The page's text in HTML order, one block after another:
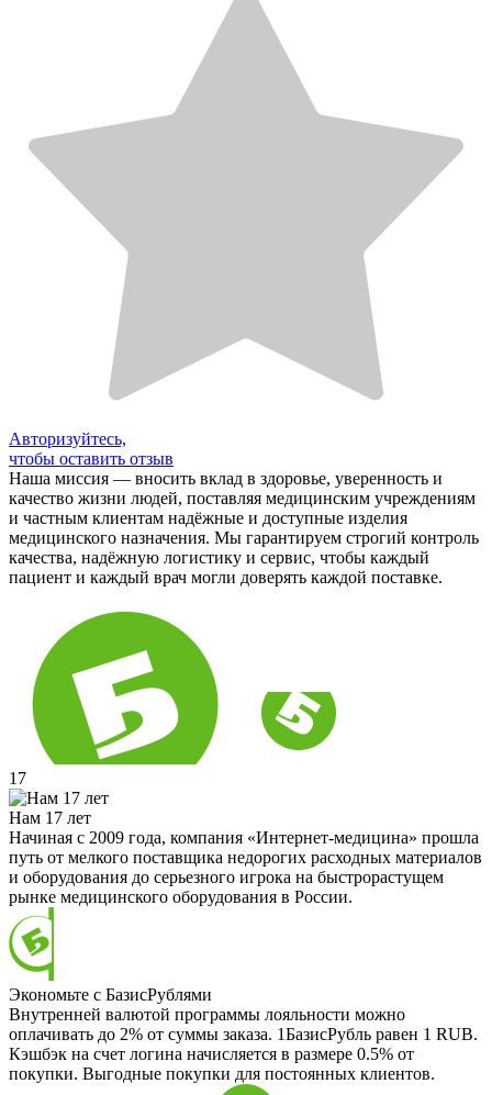
Авторизуйтесь,
чтобы оставить отзыв
Наша миссия — вносить вклад в здоровье, уверенность и
качество жизни людей, поставляя медицинским учреждениям
и частным клиентам надёжные и доступные изделия
медицинского назначения. Мы гарантируем строгий контроль
качества, надёжную логистику и сервис, чтобы каждый
пациент и каждый врач могли доверять каждой поставке.
17
Нам 17 лет
Начиная с 2009 года, компания «Интернет-медицина» прошла
путь от мелкого поставщика недорогих расходных материалов
и оборудования до серьезного игрока на быстрорастущем
рынке медицинского оборудования в России.
Экономьте с БазисРублями
Внутренней валютой программы лояльности можно
оплачивать до 2% от суммы заказа. 1БазисРубль равен 1 RUB.
Кэшбэк на счет логина начисляется в размере 0.5% от
покупки. Выгодные покупки для постоянных клиентов.